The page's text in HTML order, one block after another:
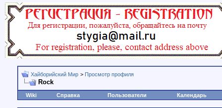
Хайборийский Мир > Просмотр профиля
Rock
Wiki Справка Пользователи Календарь